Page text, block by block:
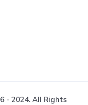
- 2024. All Rights